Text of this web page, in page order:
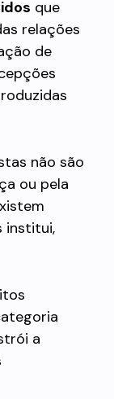
que
relações
de
não são
ou pela
institui,
a